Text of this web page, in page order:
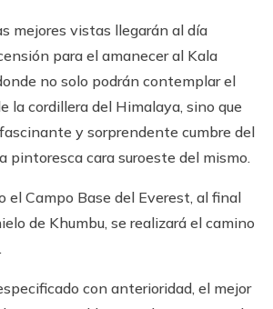
mejores vistas llegarán al día
para el amanecer al Kala
no solo podrán contemplar el
la cordillera del Himalaya, sino que
y sorprendente cumbre del
pintoresca cara suroeste del mismo.
el Campo Base del Everest, al final
de Khumbu, se realizará el camino
con anterioridad, el mejor